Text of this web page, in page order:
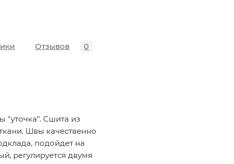
Отзывов 0
"уточка". Сшита из
Швы качественно
подойдет на
регулируется двумя